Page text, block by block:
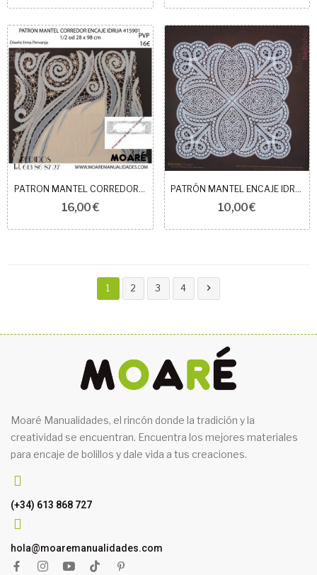
PATRON MANTEL CORREDOR ENCAJE IDRIJA 415901
16,00 €
PATRÓN MANTEL ENCAJE IDRIJA 408103
10,00 €
1 2 3 4 
Moaré Manualidades, el rincón donde la tradición y la
creatividad se encuentran. Encuentra los mejores materiales
para encaje de bolillos y dale vida a tus creaciones.
(+34) 613 868 727
hola@moaremanualidades.com